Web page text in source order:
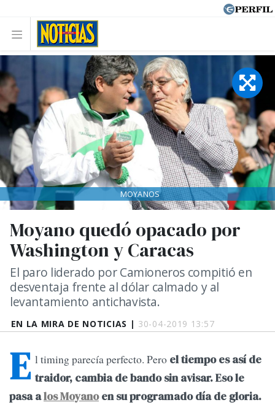
EN LA MIRA DE NOTICIAS | 30-04-2019 13:57
Moyano quedó opacado por
Washington y Caracas
El paro liderado por Camioneros compitió en
desventaja frente al dólar calmado y al
levantamiento antichavista.
MOYANOS
E l timing parecía perfecto. Pero el tiempo es así de
traidor, cambia de bando sin avisar. Eso le
pasa alos Moyanoen su programado día de gloria.